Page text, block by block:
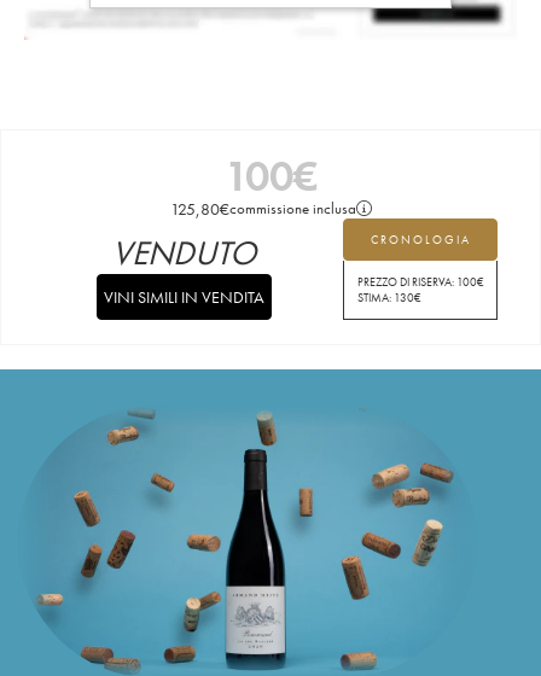
100€
125,80€commissione inclusa
CRONOLOGIA
PREZZO DI RISERVA: 100€
STIMA: 130€
VENDUTO
VINI SIMILI IN VENDITA